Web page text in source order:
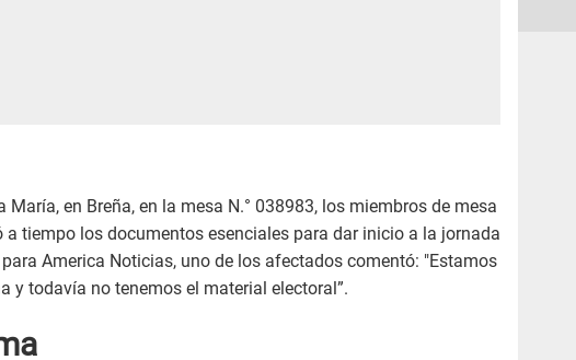
María, en Breña, en la mesa N.° 038983, los miembros de mesa
a tiempo los documentos esenciales para dar inicio a la jornada
America Noticias, uno de los afectados comentó: "Estamos
y todavía no tenemos el material electoral”.